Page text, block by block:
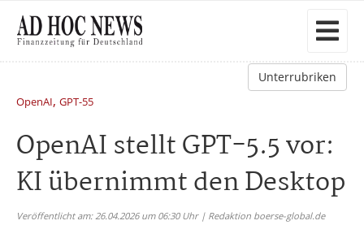
Unterrubriken
OpenAI, GPT-55
OpenAI stellt GPT-5.5 vor:
KI übernimmt den Desktop
Veröffentlicht am: 26.04.2026 um 06:30 Uhr | Redaktion boerse-global.de